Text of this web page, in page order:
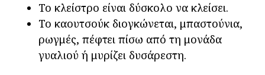
Το κλείστρο είναι δύσκολο να κλείσει.
Το καουτσούκ διογκώνεται, μπαστούνια,
ρωγμές, πέφτει πίσω από τη μονάδα
γυαλιού ή μυρίζει δυσάρεστη.